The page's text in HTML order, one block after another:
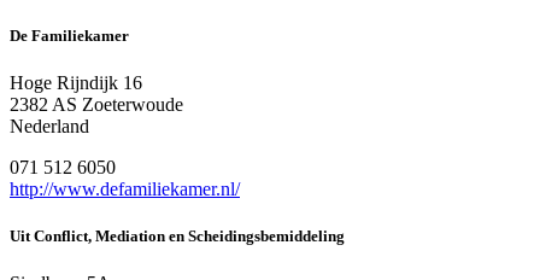
De Familiekamer
Hoge Rijndijk 16
2382 AS Zoeterwoude
Nederland
071 512 6050
http://www.defamiliekamer.nl/
Uit Conflict, Mediation en Scheidingsbemiddeling